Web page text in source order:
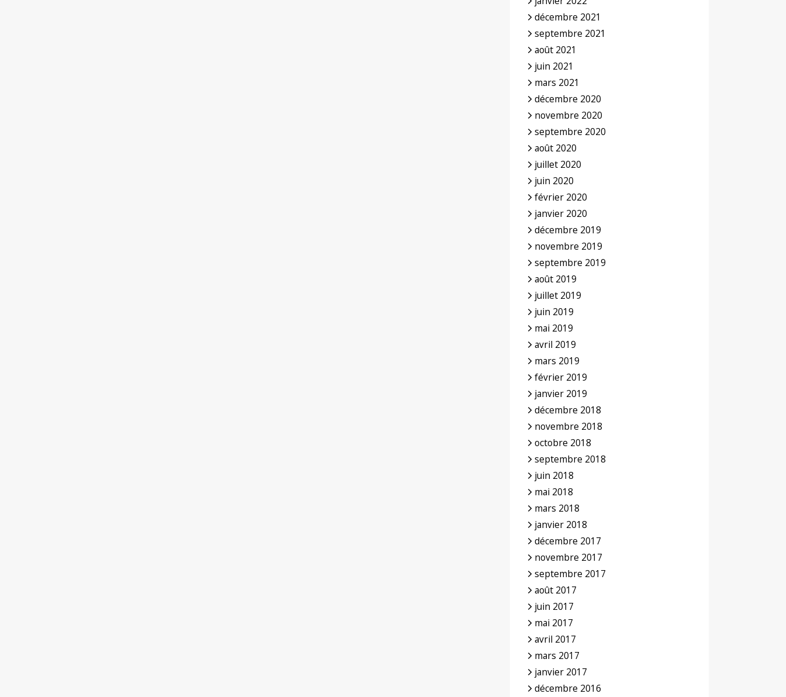
décembre 2021
septembre 2021
août 2021
juin 2021
mars 2021
décembre 2020
novembre 2020
septembre 2020
août 2020
juillet 2020
juin 2020
février 2020
janvier 2020
décembre 2019
novembre 2019
septembre 2019
août 2019
juillet 2019
juin 2019
mai 2019
avril 2019
mars 2019
février 2019
janvier 2019
décembre 2018
novembre 2018
octobre 2018
septembre 2018
juin 2018
mai 2018
mars 2018
janvier 2018
décembre 2017
novembre 2017
septembre 2017
août 2017
juin 2017
mai 2017
avril 2017
mars 2017
janvier 2017
décembre 2016